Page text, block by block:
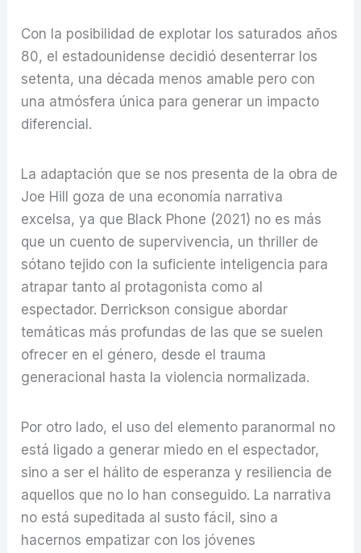
Con la posibilidad de explotar los saturados años
80, el estadounidense decidió desenterrar los
setenta, una década menos amable pero con
una atmósfera única para generar un impacto
diferencial.
La adaptación que se nos presenta de la obra de
Joe Hill goza de una economía narrativa
excelsa, ya que Black Phone (2021) no es más
que un cuento de supervivencia, un thriller de
sótano tejido con la suficiente inteligencia para
atrapar tanto al protagonista como al
espectador. Derrickson consigue abordar
temáticas más profundas de las que se suelen
ofrecer en el género, desde el trauma
generacional hasta la violencia normalizada.
Por otro lado, el uso del elemento paranormal no
está ligado a generar miedo en el espectador,
sino a ser el hálito de esperanza y resiliencia de
aquellos que no lo han conseguido. La narrativa
no está supeditada al susto fácil, sino a
hacernos empatizar con los jóvenes